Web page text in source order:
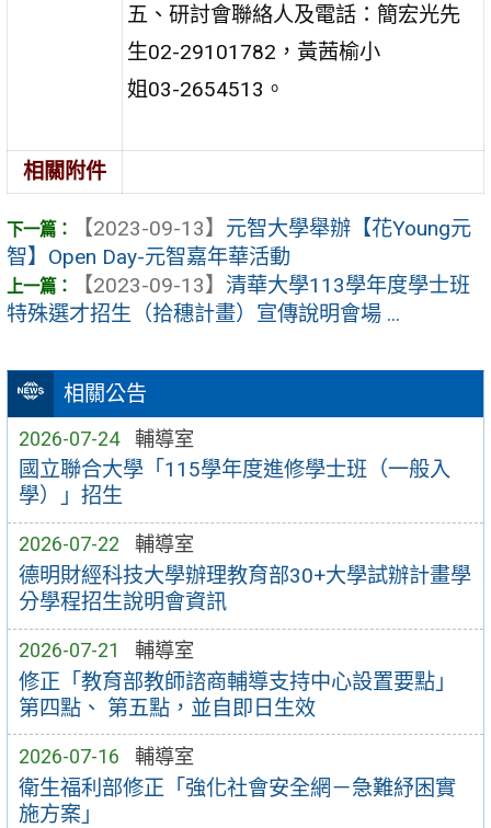
相關公告
2026-07-24 輔導室
國立聯合大學「115學年度進修學士班（一般入
學）」招生
2026-07-22 輔導室
德明財經科技大學辦理教育部30+大學試辦計畫學
分學程招生說明會資訊
2026-07-21 輔導室
修正「教育部教師諮商輔導支持中心設置要點」
第四點、 第五點，並自即日生效
2026-07-16 輔導室
衛生福利部修正「強化社會安全網－急難紓困實
施方案」
五、研討會聯絡人及電話：簡宏光先
生02-29101782，黃茜榆小
姐03-2654513。
相關附件
【2023-09-13】 元智大學舉辦【花Young元
智】Open Day-元智嘉年華活動
【2023-09-13】 清華大學113學年度學士班
特殊選才招生（拾穗計畫）宣傳說明會場 ...